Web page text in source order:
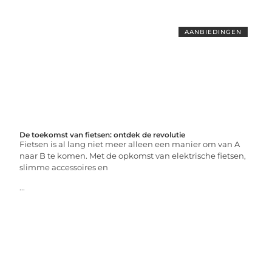
AANBIEDINGEN
De toekomst van fietsen: ontdek de revolutie
Fietsen is al lang niet meer alleen een manier om van A
naar B te komen. Met de opkomst van elektrische fietsen,
slimme accessoires en
...